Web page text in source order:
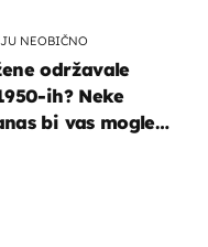
NEOBIČNO
održavale
ih? Neke
bi vas mogle